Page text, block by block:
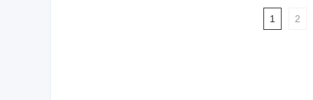
1 2